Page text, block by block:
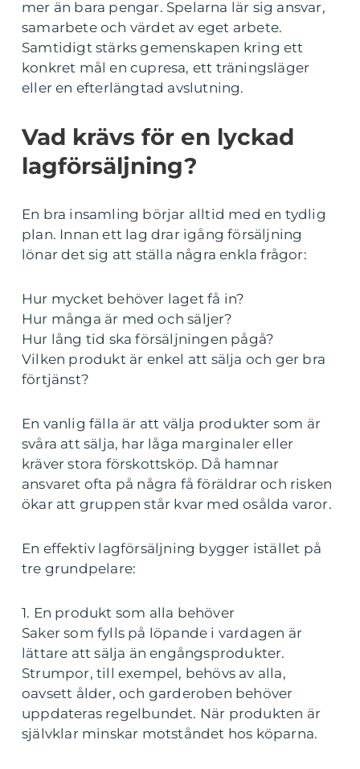
mer än bara pengar. Spelarna lär sig ansvar,
samarbete och värdet av eget arbete.
Samtidigt stärks gemenskapen kring ett
konkret mål en cupresa, ett träningsläger
eller en efterlängtad avslutning.
Vad krävs för en lyckad
lagförsäljning?
En bra insamling börjar alltid med en tydlig
plan. Innan ett lag drar igång försäljning
lönar det sig att ställa några enkla frågor:
Hur mycket behöver laget få in?
Hur många är med och säljer?
Hur lång tid ska försäljningen pågå?
Vilken produkt är enkel att sälja och ger bra
förtjänst?
En vanlig fälla är att välja produkter som är
svåra att sälja, har låga marginaler eller
kräver stora förskottsköp. Då hamnar
ansvaret ofta på några få föräldrar och risken
ökar att gruppen står kvar med osålda varor.
En effektiv lagförsäljning bygger istället på
tre grundpelare:
1. En produkt som alla behöver
Saker som fylls på löpande i vardagen är
lättare att sälja än engångsprodukter.
Strumpor, till exempel, behövs av alla,
oavsett ålder, och garderoben behöver
uppdateras regelbundet. När produkten är
självklar minskar motståndet hos köparna.